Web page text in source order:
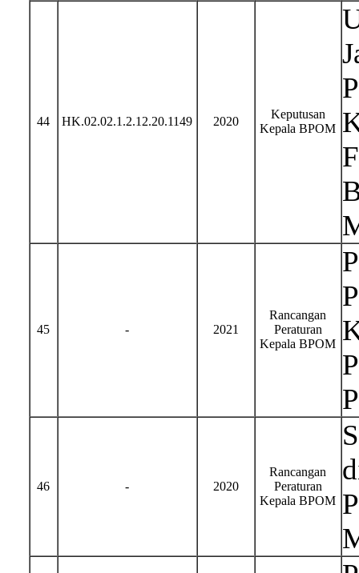
44 HK.02.02.1.2.12.20.1149 2020
Keputusan
Kepala BPOM
45 - 2021
Rancangan
Peraturan
Kepala BPOM
46 - 2020
Rancangan
Peraturan
Kepala BPOM